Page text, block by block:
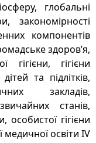
глобальні
закономірності
компонентів
здоров’я,
гігієни
та підлітків,
закладів,
станів,
особистої гігієни
освіти ІV